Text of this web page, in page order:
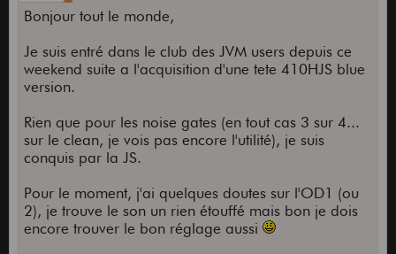
Bonjour tout le monde,
Je suis entré dans le club des JVM users depuis ce
weekend suite a l'acquisition d'une tete 410HJS blue
version.
Rien que pour les noise gates (en tout cas 3 sur 4...
sur le clean, je vois pas encore l'utilité), je suis
conquis par la JS.
Pour le moment, j'ai quelques doutes sur l'OD1 (ou
2), je trouve le son un rien étouffé mais bon je dois
encore trouver le bon réglage aussi